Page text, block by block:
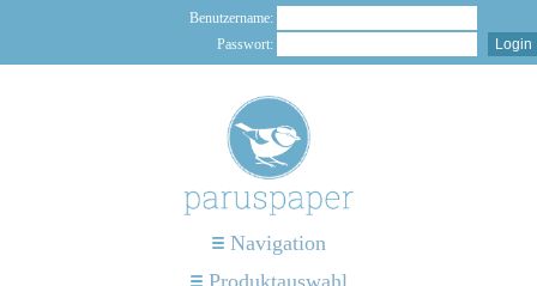
Benutzername:
Passwort:
Navigation
Produktauswahl